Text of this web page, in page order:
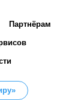
Партнёрам